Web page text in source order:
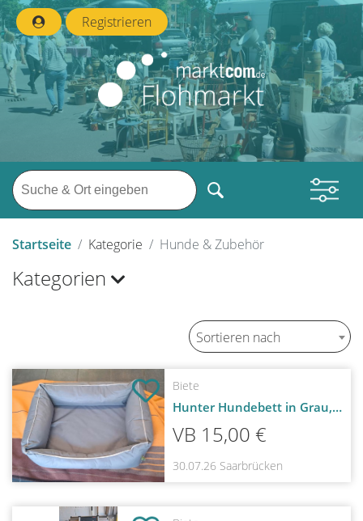
Registrieren
Startseite Kategorie Hunde & Zubehör
Kategorien
Sortieren nach
Biete
Hunter Hundebett in Grau, neuwertig
VB 15,00 €
30.07.26 Saarbrücken